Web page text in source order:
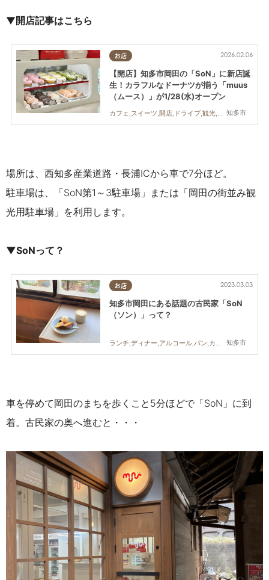
▼開店記事はこちら
お店
知多市
2026.02.06
【開店】知多市岡田の「SoN」に新店誕
生！カラフルなドーナツが揃う「muus
（ムース）」が1/28(水)オープン
場所は、西知多産業道路・長浦ICから車で7分ほど。
駐車場は、「SoN第1～3駐車場」または「岡田の街並み観
光用駐車場」を利用します。
▼SoNって？
お店
知多市
2023.03.03
知多市岡田にある話題の古民家「SoN
（ソン）」って？
車を停めて岡田のまちを歩くこと5分ほどで「SoN」に到
着。古民家の奥へ進むと・・・